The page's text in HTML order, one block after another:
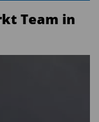
Team in